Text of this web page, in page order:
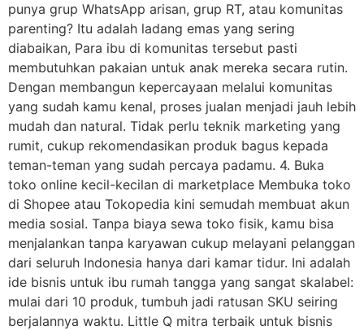
punya grup WhatsApp arisan, grup RT, atau komunitas
parenting? Itu adalah ladang emas yang sering
diabaikan, Para ibu di komunitas tersebut pasti
membutuhkan pakaian untuk anak mereka secara rutin.
Dengan membangun kepercayaan melalui komunitas
yang sudah kamu kenal, proses jualan menjadi jauh lebih
mudah dan natural. Tidak perlu teknik marketing yang
rumit, cukup rekomendasikan produk bagus kepada
teman-teman yang sudah percaya padamu. 4. Buka
toko online kecil-kecilan di marketplace Membuka toko
di Shopee atau Tokopedia kini semudah membuat akun
media sosial. Tanpa biaya sewa toko fisik, kamu bisa
menjalankan tanpa karyawan cukup melayani pelanggan
dari seluruh Indonesia hanya dari kamar tidur. Ini adalah
ide bisnis untuk ibu rumah tangga yang sangat skalabel:
mulai dari 10 produk, tumbuh jadi ratusan SKU seiring
berjalannya waktu. Little Q mitra terbaik untuk bisnis